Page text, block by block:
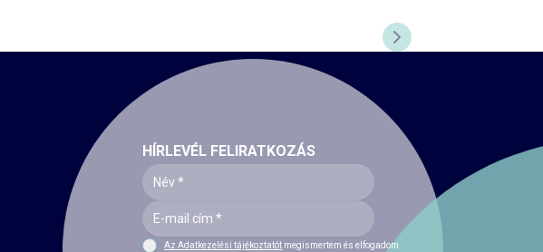
KÖVETKEZŐ DIA
HÍRLEVÉL FELIRATKOZÁS
Az Adatkezelési tájékoztatót megismertem és elfogadom.